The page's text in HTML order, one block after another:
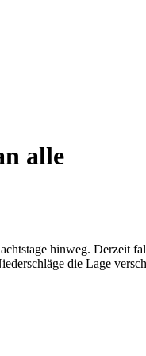
alle
hinweg. Derzeit
die Lage